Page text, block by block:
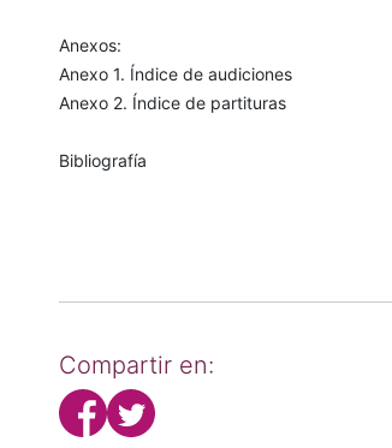
Anexos:
Anexo 1. Índice de audiciones
Anexo 2. Índice de partituras
Bibliografía
Compartir en: